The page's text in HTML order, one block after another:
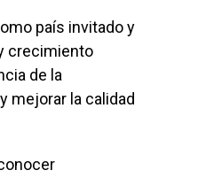
país invitado y
crecimiento
de la
mejorar la calidad